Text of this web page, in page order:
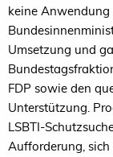
keine
Umsetzung und
FDP sowie den
Unterstützung.
LSBTI-
Aufforderung,